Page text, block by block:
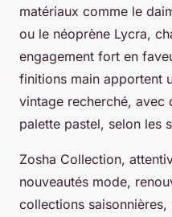
matériaux comme le
ou le néoprène Lycra,
engagement fort en
finitions main apportent
vintage recherché, avec
palette pastel, selon les
Zosha Collection,
nouveautés mode,
collections